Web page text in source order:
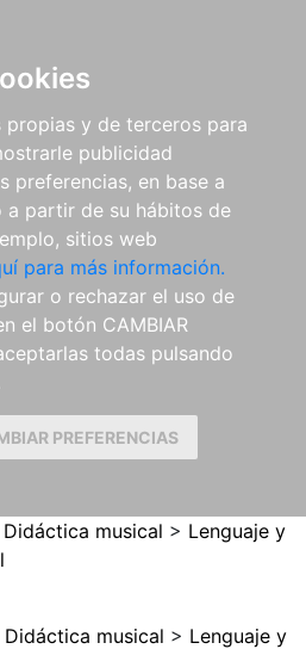
y de terceros para
publicidad
preferencias, en base a
a partir de su hábitos de
sitios web
para más información.
o rechazar el uso de
el botón CAMBIAR
todas pulsando
PREFERENCIAS
Didáctica musical > Lenguaje y
Didáctica musical > Lenguaje y